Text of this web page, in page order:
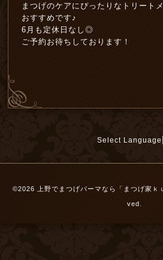
まつげのケアにぴったりなトリート
おすすめです♪
6月も定休日なし◎
ご予約お待ちしております！
Select Language
©2026 上野でまつげパーマなら「まつげ家ｋ
ved.